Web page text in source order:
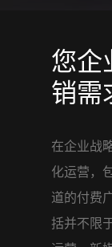
您企
销需
在企业战
化运营，
道的付费
括并不限